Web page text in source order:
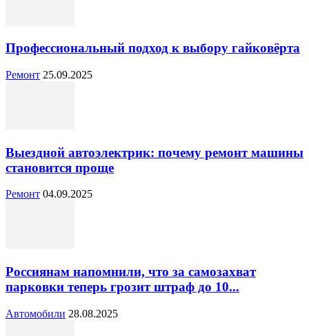
Профессиональный подход к выбору гайковёрта
Ремонт 25.09.2025
Выездной автоэлектрик: почему ремонт машины
становится проще
Ремонт 04.09.2025
Россиянам напомнили, что за самозахват
парковки теперь грозит штраф до 10...
Автомобили 28.08.2025